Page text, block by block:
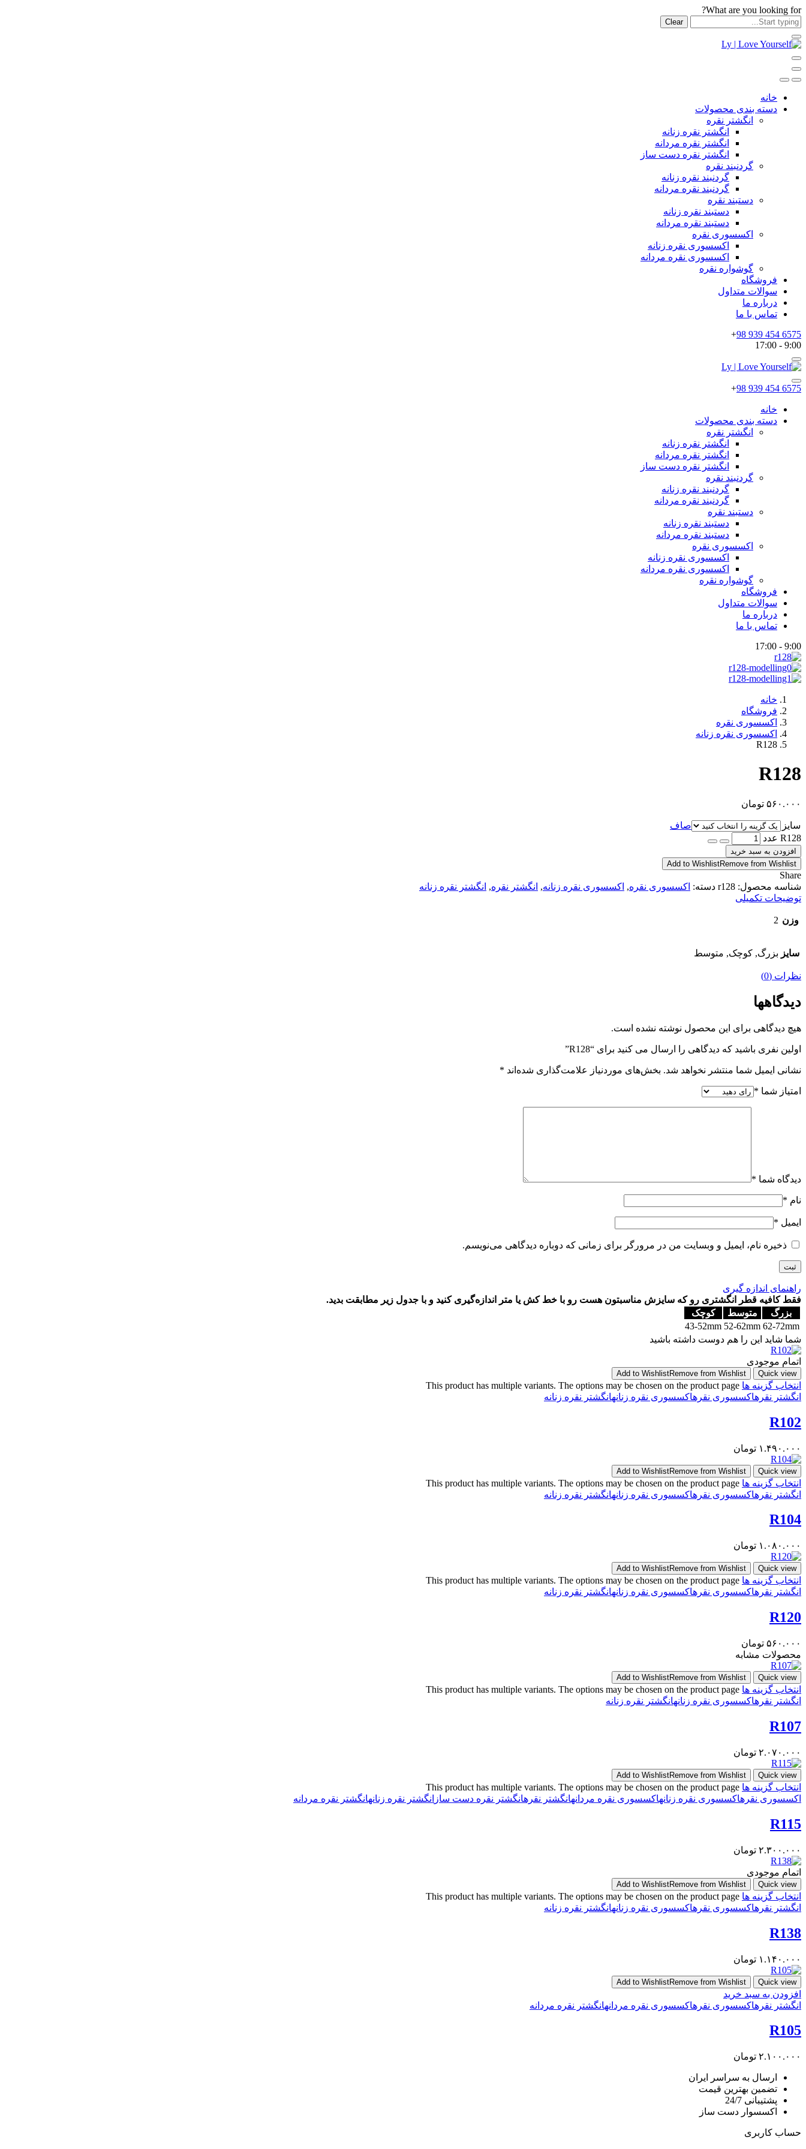
What are you looking for?
Clear
خانه
دسته بندی محصولات
انگشتر نقره
انگشتر نقره زنانه
انگشتر نقره مردانه
انگشتر نقره دست ساز
گردنبند نقره
گردنبند نقره زنانه
گردنبند نقره مردانه
دستبند نقره
دستبند نقره زنانه
دستبند نقره مردانه
اکسسوری نقره
اکسسوری نقره زنانه
اکسسوری نقره مردانه
گوشواره نقره
فروشگاه
سوالات متداول
درباره ما
تماس با ما
6575 454 939 98
+
9:00 - 17:00
6575 454 939 98
+
خانه
دسته بندی محصولات
انگشتر نقره
انگشتر نقره زنانه
انگشتر نقره مردانه
انگشتر نقره دست ساز
گردنبند نقره
گردنبند نقره زنانه
گردنبند نقره مردانه
دستبند نقره
دستبند نقره زنانه
دستبند نقره مردانه
اکسسوری نقره
اکسسوری نقره زنانه
اکسسوری نقره مردانه
گوشواره نقره
فروشگاه
سوالات متداول
درباره ما
تماس با ما
9:00 - 17:00
خانه
فروشگاه
اکسسوری نقره
اکسسوری نقره زنانه
R128
R128
۵۶۰.۰۰۰ تومان
سایز
صاف
R128 عدد
افزودن به سبد خرید
Add to WishlistRemove from Wishlist
Share
شناسه محصول: r128 دسته: اکسسوری نقره, اکسسوری نقره زنانه, انگشتر نقره, انگشتر نقره زنانه
توضیحات تکمیلی
وزن 2
سایز بزرگ, کوچک, متوسط
نظرات (0)
دیدگاهها
هیچ دیدگاهی برای این محصول نوشته نشده است.
اولین نفری باشید که دیدگاهی را ارسال می کنید برای “R128”
نشانی ایمیل شما منتشر نخواهد شد. بخش‌های موردنیاز علامت‌گذاری شده‌اند *
امتیاز شما *
دیدگاه شما *
نام *
ایمیل *
ذخیره نام، ایمیل و وبسایت من در مرورگر برای زمانی که دوباره دیدگاهی می‌نویسم.
راهنمای اندازه گیری
فقط کافیه قطر انگشتری رو که سایزش مناسبتون هست رو با خط کش یا متر اندازه‌گیری کنید و با جدول زیر مطابقت بدید.
بزرگ
متوسط
کوچک
62-72mm
52-62mm
43-52mm
شما شاید این را هم دوست داشته باشید
اتمام موجودی
Quick view
Add to WishlistRemove from Wishlist
انتخاب گزینه ها This product has multiple variants. The options may be chosen on the product page
انگشتر نقرهاکسسوری نقرهاکسسوری نقره زنانهانگشتر نقره زنانه
R102
۱.۴۹۰.۰۰۰ تومان
Quick view
Add to WishlistRemove from Wishlist
انتخاب گزینه ها This product has multiple variants. The options may be chosen on the product page
انگشتر نقرهاکسسوری نقرهاکسسوری نقره زنانهانگشتر نقره زنانه
R104
۱.۰۸۰.۰۰۰ تومان
Quick view
Add to WishlistRemove from Wishlist
انتخاب گزینه ها This product has multiple variants. The options may be chosen on the product page
انگشتر نقرهاکسسوری نقرهاکسسوری نقره زنانهانگشتر نقره زنانه
R120
۵۶۰.۰۰۰ تومان
محصولات مشابه
Quick view
Add to WishlistRemove from Wishlist
انتخاب گزینه ها This product has multiple variants. The options may be chosen on the product page
انگشتر نقرهاکسسوری نقره زنانهانگشتر نقره زنانه
R107
۲.۰۷۰.۰۰۰ تومان
Quick view
Add to WishlistRemove from Wishlist
انتخاب گزینه ها This product has multiple variants. The options may be chosen on the product page
اکسسوری نقرهاکسسوری نقره زنانهاکسسوری نقره مردانهانگشتر نقرهانگشتر نقره دست ساز انگشتر نقره زنانهانگشتر نقره مردانه
R115
۲.۳۰۰.۰۰۰ تومان
اتمام موجودی
Quick view
Add to WishlistRemove from Wishlist
انتخاب گزینه ها This product has multiple variants. The options may be chosen on the product page
انگشتر نقرهاکسسوری نقرهاکسسوری نقره زنانهانگشتر نقره زنانه
R138
۱.۱۴۰.۰۰۰ تومان
Quick view
Add to WishlistRemove from Wishlist
افزودن به سبد خرید
انگشتر نقرهاکسسوری نقرهاکسسوری نقره مردانهانگشتر نقره مردانه
R105
۲.۱۰۰.۰۰۰ تومان
ارسال به سراسر ایران
تضمین بهترین قیمت
پشتیبانی 24/7
اکسسوار دست ساز
حساب کاربری